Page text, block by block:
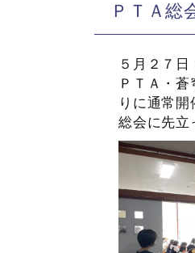
ＰＴＡ総
５月２７
ＰＴＡ・
りに通常開
総会に先立